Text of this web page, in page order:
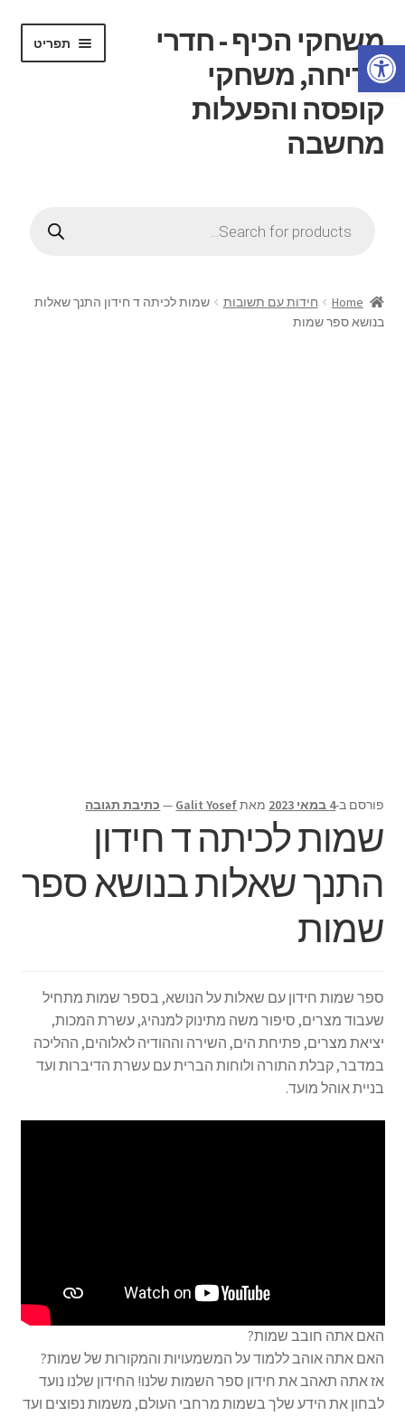
פתח סרגל נגישות
דלג
לניווט
לדלג
לתוכן
משחקי הכיף - חדרי
בריחה, משחקי
קופסה והפעלות
מחשבה
תפריט
תפריט
הרחב
הילד
את
חדרי בריחה
search
Home חידות עם תשובות
שמות לכיתה ד חידון התנך שאלות
בנושא ספר שמות
פורסם ב-4 במאי 2023 מאתGalit Yosef
— כתיבת תגובה
שמות לכיתה ד חידון
התנך שאלות בנושא ספר
שמות
ספר שמות חידון עם שאלות על הנושא, בספר שמות מתחיל
שעבוד מצרים, סיפור משה מתינוק למנהיג, עשרת המכות,
יציאת מצרים, פתיחת הים, השירה וההודיה לאלוהים, ההליכה
במדבר, קבלת התורה ולוחות הברית עם עשרת הדיברות ועד
בניית אוהל מועד.
האם אתה חובב שמות?
האם אתה אוהב ללמוד על המשמעויות והמקורות של שמות?
אז אתה תאהב את חידון ספר השמות שלנו! החידון שלנו נועד
לבחון את הידע שלך בשמות מרחבי העולם, משמות נפוצים ועד